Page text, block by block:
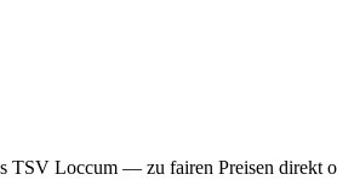
Loccum — zu fairen Preisen direkt